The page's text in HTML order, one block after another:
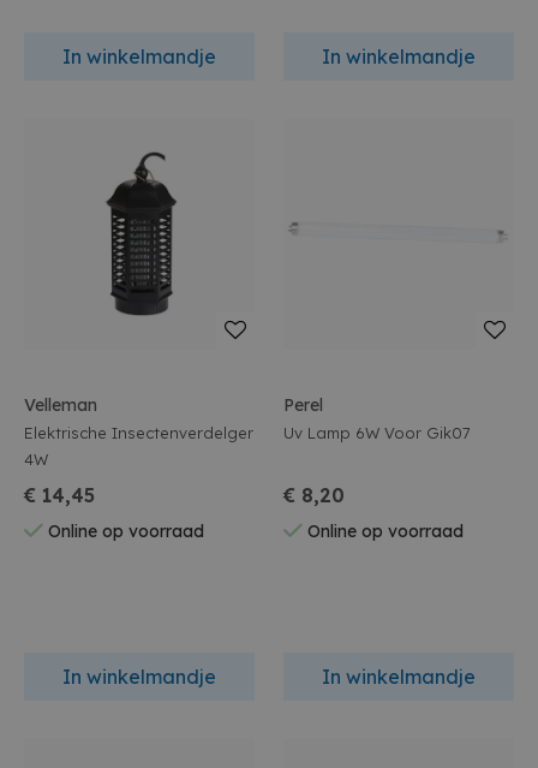
In winkelmandje In winkelmandje
Velleman
Elektrische Insectenverdelger
4W
€ 14,45
Online op voorraad
In winkelmandje
Perel
Uv Lamp 6W Voor Gik07
€ 8,20
Online op voorraad
In winkelmandje